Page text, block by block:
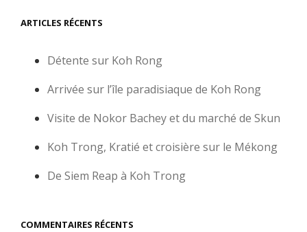
ARTICLES RÉCENTS
Détente sur Koh Rong
Arrivée sur l’île paradisiaque de Koh Rong
Visite de Nokor Bachey et du marché de Skun
Koh Trong, Kratié et croisière sur le Mékong
De Siem Reap à Koh Trong
COMMENTAIRES RÉCENTS